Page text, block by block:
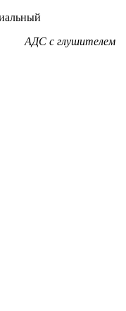
АДС с глушителем